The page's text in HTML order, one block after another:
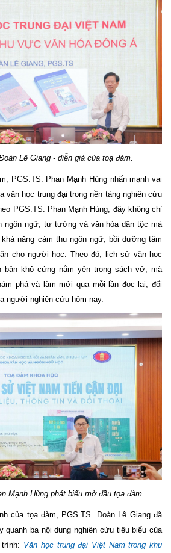
Đoàn Lê Giang - diễn giả của toạ đàm
PGS.TS. Phan Mạnh Hùng nhấn mạnh vai
văn học trung đại trong nền tảng nghiên cứu
PGS.TS. Phan Mạnh Hùng, đây không chỉ
ngôn ngữ, tư tưởng và văn hóa dân tộc mà
năng cảm thụ ngôn ngữ, bồi dưỡng tâm
cho người học. Theo đó, lịch sử văn học
bản khô cứng nằm yên trong sách vở, mà
phá và làm mới qua mỗi lần đọc lại, đối
người nghiên cứu hôm nay.
Mạnh Hùng phát biểu mở đầu tọa đàm.
của tọa đàm, PGS.TS. Đoàn Lê Giang đã
quanh ba nội dung nghiên cứu tiêu biểu của
Văn học trung đại Việt Nam trong khu